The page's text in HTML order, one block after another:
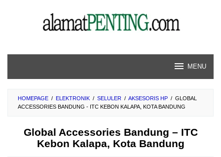
MENU
HOMEPAGE / ELEKTRONIK / SELULER / AKSESORIS HP / GLOBAL
ACCESSORIES BANDUNG - ITC KEBON KALAPA, KOTA BANDUNG
Global Accessories Bandung – ITC
Kebon Kalapa, Kota Bandung